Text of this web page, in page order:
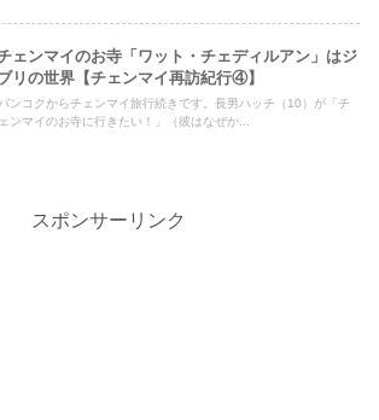
ェンマイのお寺「ワット・チェディルアン」はジ
リの世界【チェンマイ再訪紀行④】
バンコクからチェンマイ旅行続きです。長男ハッチ（10）が「チ
ェンマイのお寺に行きたい！」（彼はなぜか...
スポンサーリンク